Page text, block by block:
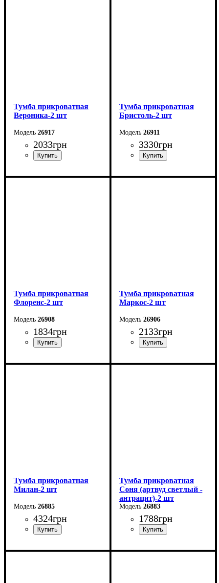
Тумба прикроватная
Вероника-2 шт
26917
2033грн
Ширина: 50,2 см
Тумба прикроватная
Бристоль-2 шт
26911
3330грн
Ширина: 55,6 см
Тумба прикроватная
Флоренс-2 шт
26908
1834грн
Ширина: 50,1 см
Тумба прикроватная
Маркос-2 шт
26906
2133грн
Ширина: 51 см
Тумба прикроватная
Милан-2 шт
26885
4324грн
Ширина: 42 см
Тумба прикроватная
Соня (артвуд светлый -
антрацит)-2 шт
26883
1788грн
Ширина: 40 см